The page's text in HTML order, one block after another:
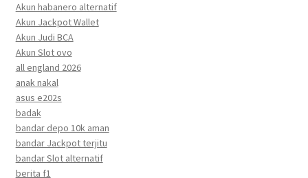
Akun habanero alternatif
Akun Jackpot Wallet
Akun Judi BCA
Akun Slot ovo
all england 2026
anak nakal
asus e202s
badak
bandar depo 10k aman
bandar Jackpot terjitu
bandar Slot alternatif
berita f1